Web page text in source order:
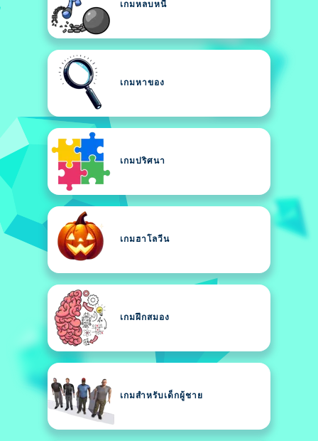
เกมหลบหนี
เกมหาของ
เกมปริศนา
เกมฮาโลวีน
เกมฝึกสมอง
เกมสำหรับเด็กผู้ชาย